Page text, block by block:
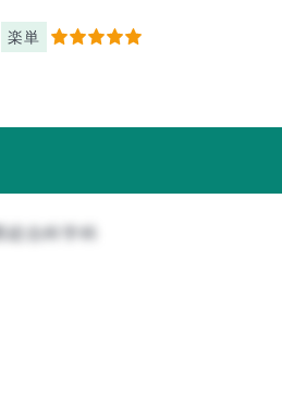
楽単 5
総合科学科